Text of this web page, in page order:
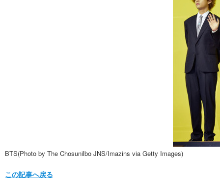
BTS(Photo by The Chosunilbo JNS/Imazins via Getty Images)
この記事へ戻る